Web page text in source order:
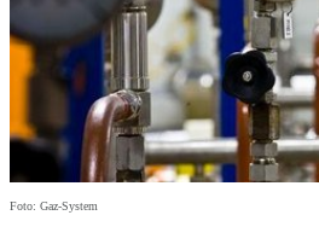
Foto: Gaz-System